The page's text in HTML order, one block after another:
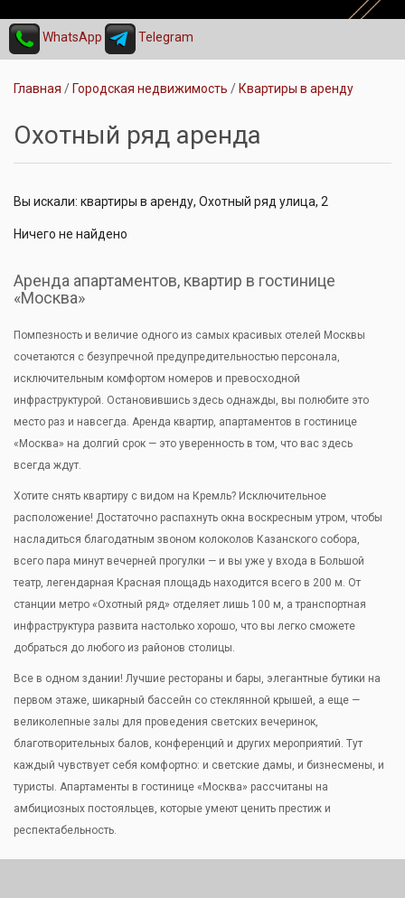
WhatsApp Telegram
Главная Городская недвижимость Квартиры в аренду
Охотный ряд аренда
Вы искали: квартиры в аренду, Охотный ряд улица, 2
Ничего не найдено
Аренда апартаментов, квартир в гостинице
«Москва»
Помпезность и величие одного из самых красивых отелей Москвы
сочетаются с безупречной предупредительностью персонала,
исключительным комфортом номеров и превосходной
инфраструктурой. Остановившись здесь однажды, вы полюбите это
место раз и навсегда. Аренда квартир, апартаментов в гостинице
«Москва» на долгий срок — это уверенность в том, что вас здесь
всегда ждут.
Хотите снять квартиру с видом на Кремль? Исключительное
расположение! Достаточно распахнуть окна воскресным утром, чтобы
насладиться благодатным звоном колоколов Казанского собора,
всего пара минут вечерней прогулки — и вы уже у входа в Большой
театр, легендарная Красная площадь находится всего в 200 м. От
станции метро «Охотный ряд» отделяет лишь 100 м, а транспортная
инфраструктура развита настолько хорошо, что вы легко сможете
добраться до любого из районов столицы.
Все в одном здании! Лучшие рестораны и бары, элегантные бутики на
первом этаже, шикарный бассейн со стеклянной крышей, а еще —
великолепные залы для проведения светских вечеринок,
благотворительных балов, конференций и других мероприятий. Тут
каждый чувствует себя комфортно: и светские дамы, и бизнесмены, и
туристы. Апартаменты в гостинице «Москва» рассчитаны на
амбициозных постояльцев, которые умеют ценить престиж и
респектабельность.